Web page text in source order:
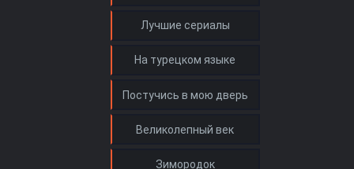
Лучшие сериалы
На турецком языке